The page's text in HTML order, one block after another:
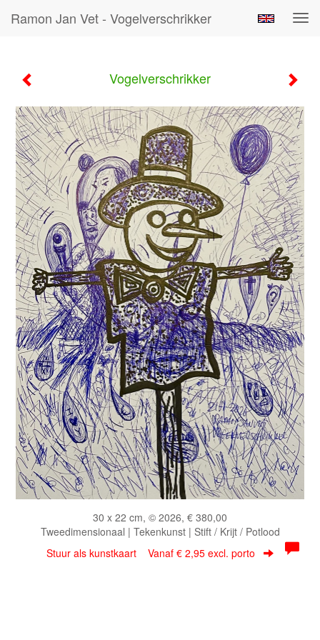
Ramon Jan Vet - Vogelverschrikker
Vogelverschrikker
30 x 22 cm, © 2026, € 380,00
Tweedimensionaal | Tekenkunst | Stift / Krijt / Potlood
Stuur als kunstkaart Vanaf € 2,95 excl. porto